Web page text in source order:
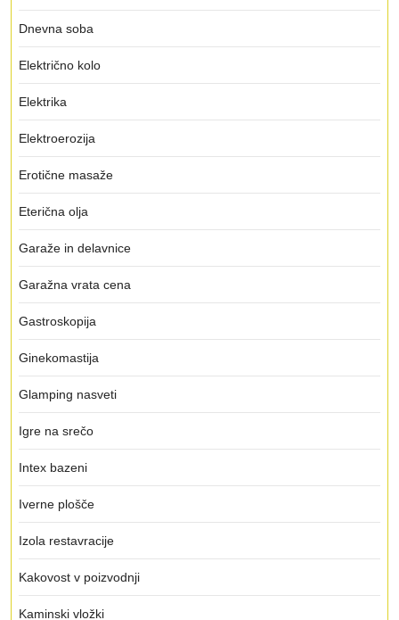
Dnevna soba
Električno kolo
Elektrika
Elektroerozija
Erotične masaže
Eterična olja
Garaže in delavnice
Garažna vrata cena
Gastroskopija
Ginekomastija
Glamping nasveti
Igre na srečo
Intex bazeni
Iverne plošče
Izola restavracije
Kakovost v poizvodnji
Kaminski vložki